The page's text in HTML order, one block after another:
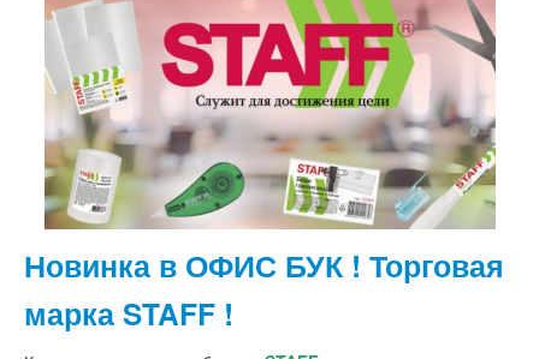
Новинка в ОФИС БУК ! Торговая
марка STAFF !